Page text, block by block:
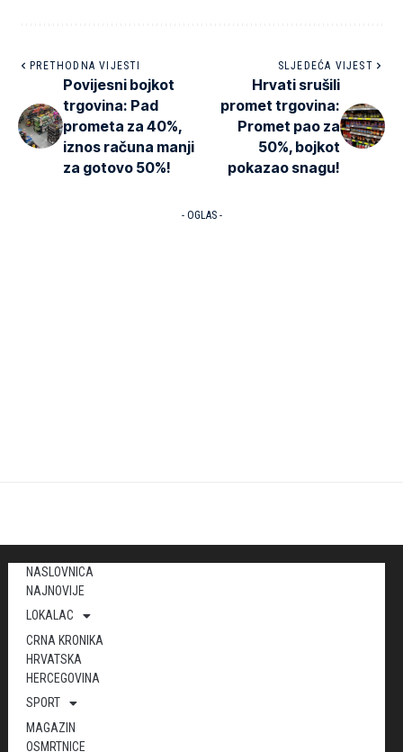
PRETHODNA VIJESTI
Povijesni bojkot
trgovina: Pad
prometa za 40%,
iznos računa manji
za gotovo 50%!
SLJEDEĆA VIJEST
Hrvati srušili
promet trgovina:
Promet pao za
50%, bojkot
pokazao snagu!
- OGLAS -
NASLOVNICA
NAJNOVIJE
LOKALAC
CRNA KRONIKA
HRVATSKA
HERCEGOVINA
SPORT
MAGAZIN
OSMRTNICE